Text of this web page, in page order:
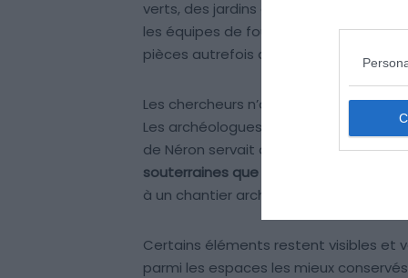
verts, des jardins et des zones non
les équipes de fouille ont
pièces autrefois avancé reste
Les chercheurs n’ont identifié aucune
Les archéologues avancent une
de Néron servait aux fêtes et à la
souterraines que
à un chantier archéologique actif, pas
Certains éléments restent visibles et
parmi les espaces les mieux